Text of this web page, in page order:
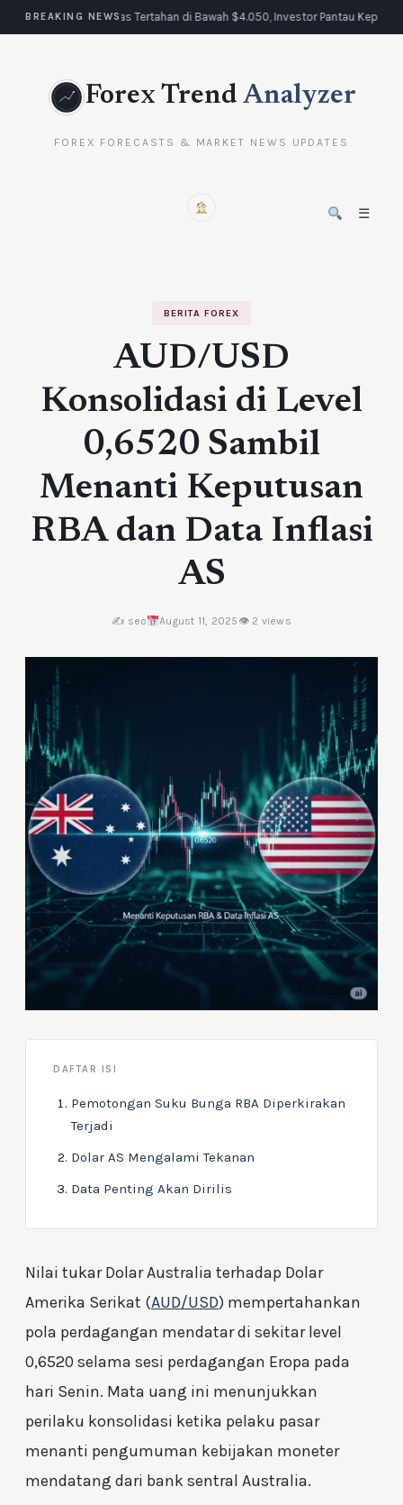
BREAKING NEWSEmas Tertahan di Bawah $4.050, Investor Pantau
Forex Trend Analyzer
FOREX FORECASTS & MARKET NEWS UPDATES
☰
BERITA FOREX
AUD/USD
Konsolidasi di Level
0,6520 Sambil
Menanti Keputusan
RBA dan Data Inflasi
AS
✍️ seo August 11, 2025 👁 2 views
DAFTAR ISI
Pemotongan Suku Bunga RBA Diperkirakan
Terjadi
Dolar AS Mengalami Tekanan
Data Penting Akan Dirilis
Nilai tukar Dolar Australia terhadap Dolar
Amerika Serikat (AUD/USD) mempertahankan
pola perdagangan mendatar di sekitar level
0,6520 selama sesi perdagangan Eropa pada
hari Senin. Mata uang ini menunjukkan
perilaku konsolidasi ketika pelaku pasar
menanti pengumuman kebijakan moneter
mendatang dari bank sentral Australia.